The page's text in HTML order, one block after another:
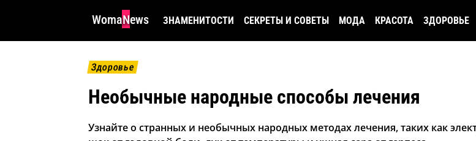
WomaNews ЗНАМЕНИТОСТИ СЕКРЕТЫ И СОВЕТЫ МОДА КРАСОТА ЗДОРОВЬЕ
Здоровье
Необычные народные способы лечения
Узнайте о странных и необычных народных методах лечения, таких как